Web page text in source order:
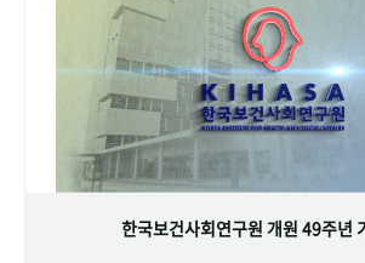
기록물 아카이브
사진 아카이브 문서 기록물 행정박물
주년 기념
성과 50선 숫자로 보는 50년
한국보건사회연구원 개원 49주년